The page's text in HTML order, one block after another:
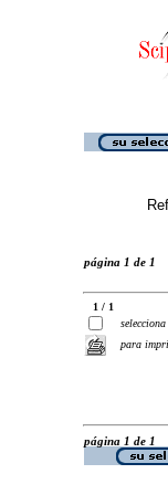
página 1 de 1
1 / 1
selecciona
para
página 1 de 1